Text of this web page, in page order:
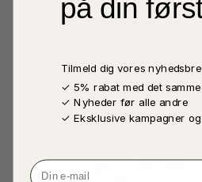
på din
Tilmeld dig vores
✓ 5% rabat med det samme
✓ Nyheder før alle andre
✓ Eksklusive kampagner
Email